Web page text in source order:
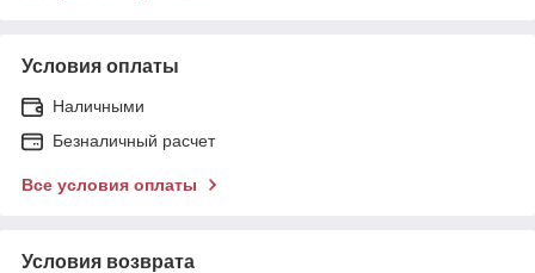
Условия оплаты
Наличными
Безналичный расчет
Все условия оплаты
Условия возврата